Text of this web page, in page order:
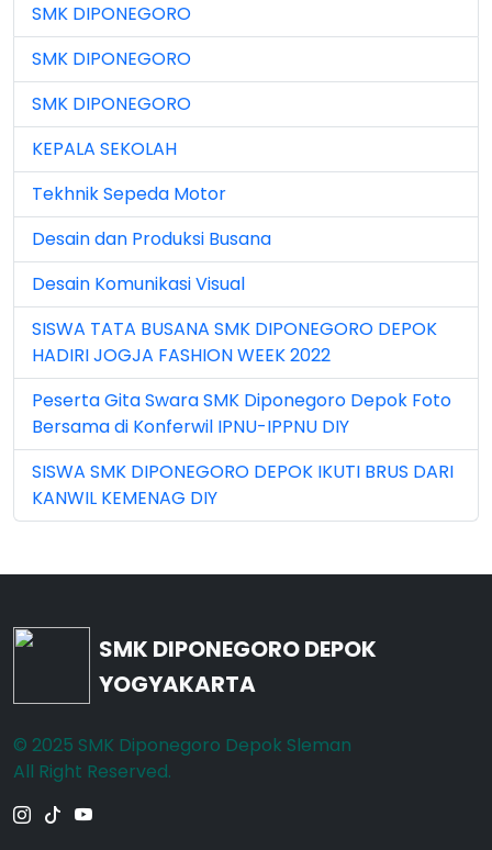
Jul 2026 (4)
Jun 2023 (7)
Jun 2024 (3)
Jun 2025 (1)
Jun 2026 (5)
Mar 2023 (8)
Mar 2024 (1)
Mar 2026 (3)
May 2026 (16)
Nov 2022 (101)
Nov 2023 (5)
Nov 2025 (15)
Sep 2023 (6)
Sep 2024 (7)
Sep 2025 (6)
SMK DIPONEGORO
SMK DIPONEGORO
SMK DIPONEGORO
KEPALA SEKOLAH
Tekhnik Sepeda Motor
Desain dan Produksi Busana
Desain Komunikasi Visual
SISWA TATA BUSANA SMK DIPONEGORO DEPOK
HADIRI JOGJA FASHION WEEK 2022
Peserta Gita Swara SMK Diponegoro Depok Foto
Bersama di Konferwil IPNU-IPPNU DIY
SISWA SMK DIPONEGORO DEPOK IKUTI BRUS DARI
KANWIL KEMENAG DIY
SMK DIPONEGORO DEPOK
YOGYAKARTA
© 2025 SMK Diponegoro Depok Sleman
All Right Reserved.